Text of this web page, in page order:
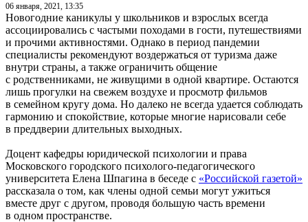
06 января, 2021, 13:35
Новогодние каникулы у школьников и взрослых всегда
ассоциировались с частыми походами в гости, путешествиями
и прочими активностями. Однако в период пандемии
специалисты рекомендуют воздержаться от туризма даже
внутри страны, а также ограничить общение
с родственниками, не живущими в одной квартире. Остаются
лишь прогулки на свежем воздухе и просмотр фильмов
в семейном кругу дома. Но далеко не всегда удается соблюдать
гармонию и спокойствие, которые многие нарисовали себе
в преддверии длительных выходных.
Доцент кафедры юридической психологии и права
Московского городского психолого-педагогического
университета Елена Шпагина в беседе с «Российской газетой»
рассказала о том, как члены одной семьи могут ужиться
вместе друг с другом, проводя большую часть времени
в одном пространстве.